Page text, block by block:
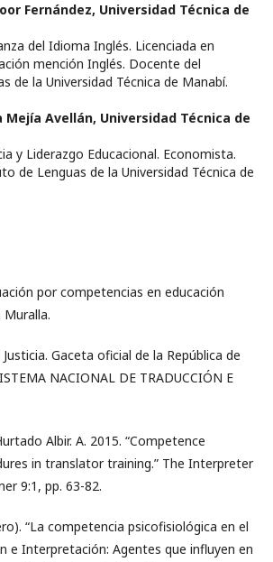
Fernández, Universidad Técnica de
del Idioma Inglés. Licenciada en
mención Inglés. Docente del
de la Universidad Técnica de Manabí.
Mejía Avellán, Universidad Técnica de
y Liderazgo Educacional. Economista.
de Lenguas de la Universidad Técnica de
por competencias en educación
Muralla.
Gaceta oficial de la República de
NACIONAL DE TRADUCCIÓN E
Albir. A. 2015. “Competence
in translator training.” The Interpreter
9:1, pp. 63-82.
“La competencia psicofisiológica en el
e Interpretación: Agentes que influyen en